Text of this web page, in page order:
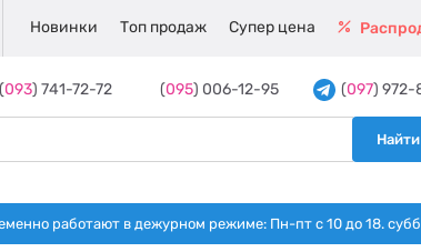
Новинки Топ продаж Супер цена
(093) 741-72-72 (095) 006-12-95 (097) 972-
работают в дежурном режиме: Пн-пт с 10 до 18.